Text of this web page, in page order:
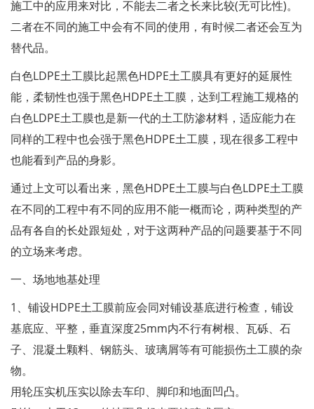
施工中的应用来对比，不能去二者之长来比较(无可比性)。
二者在不同的施工中会有不同的使用，有时候二者还会互为
替代品。
白色LDPE土工膜比起黑色HDPE土工膜具有更好的延展性
能，柔韧性也强于黑色HDPE土工膜，达到工程施工规格的
白色LDPE土工膜也是新一代的土工防渗材料，适应能力在
同样的工程中也会强于黑色HDPE土工膜，现在很多工程中
也能看到产品的身影。
通过上文可以看出来，黑色HDPE土工膜与白色LDPE土工膜
在不同的工程中有不同的应用不能一概而论，两种类型的产
品有各自的长处跟短处，对于这两种产品的问题要基于不同
的立场来考虑。
一、场地地基处理
1、铺设HDPE土工膜前应会同对铺设基底进行检查，铺设
基底应、平整，垂直深度25mm内不行有树根、瓦砾、石
子、混凝土颗料、钢筋头、玻璃屑等有可能损伤土工膜的杂
物。
用轮压实机压实以除去车印、脚印和地面凹凸。